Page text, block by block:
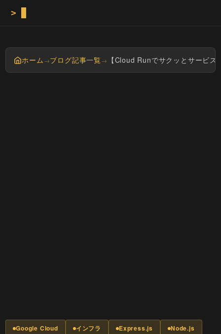
>
ホーム→ブログ記事一覧→ 【Cloud Runでサクッとサービ
Google Cloud インフラ Express.js
Node.js